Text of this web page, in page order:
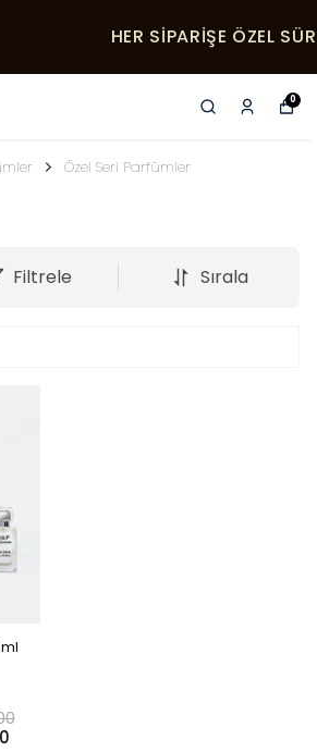
SIPARIŞE ÖZEL SÜRPRIZ HEDIYELER
0
Özel Seri Parfümler
Filtrele Sırala